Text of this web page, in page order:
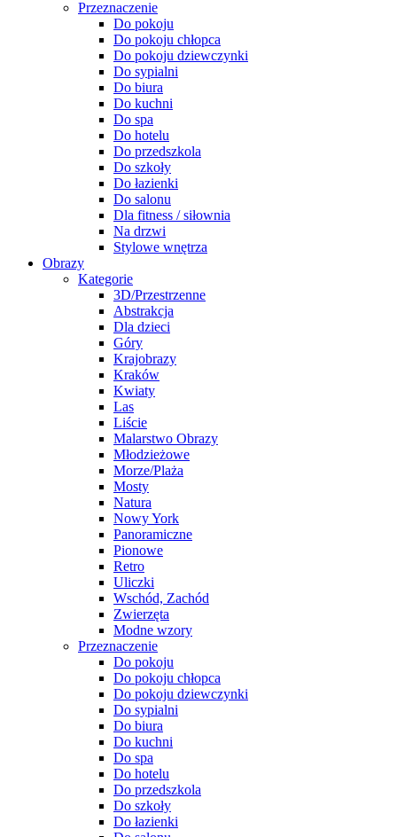
Przeznaczenie
Do pokoju
Do pokoju chłopca
Do pokoju dziewczynki
Do sypialni
Do biura
Do kuchni
Do spa
Do hotelu
Do przedszkola
Do szkoły
Do łazienki
Do salonu
Dla fitness / siłownia
Na drzwi
Stylowe wnętrza
Obrazy
Kategorie
3D/Przestrzenne
Abstrakcja
Dla dzieci
Góry
Krajobrazy
Kraków
Kwiaty
Las
Liście
Malarstwo Obrazy
Młodzieżowe
Morze/Plaża
Mosty
Natura
Nowy York
Panoramiczne
Pionowe
Retro
Uliczki
Wschód, Zachód
Zwierzęta
Modne wzory
Przeznaczenie
Do pokoju
Do pokoju chłopca
Do pokoju dziewczynki
Do sypialni
Do biura
Do kuchni
Do spa
Do hotelu
Do przedszkola
Do szkoły
Do łazienki